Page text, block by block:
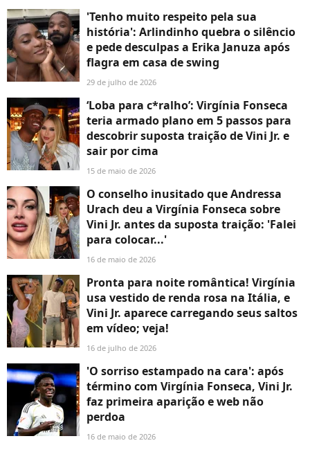
'Tenho muito respeito pela sua
história': Arlindinho quebra o silêncio
e pede desculpas a Erika Januza após
flagra em casa de swing
29 de julho de 2026
‘Loba para c*ralho’: Virgínia Fonseca
teria armado plano em 5 passos para
descobrir suposta traição de Vini Jr. e
sair por cima
15 de maio de 2026
O conselho inusitado que Andressa
Urach deu a Virgínia Fonseca sobre
Vini Jr. antes da suposta traição: 'Falei
para colocar...'
16 de maio de 2026
Pronta para noite romântica! Virgínia
usa vestido de renda rosa na Itália, e
Vini Jr. aparece carregando seus saltos
em vídeo; veja!
16 de julho de 2026
'O sorriso estampado na cara': após
término com Virgínia Fonseca, Vini Jr.
faz primeira aparição e web não
perdoa
16 de maio de 2026